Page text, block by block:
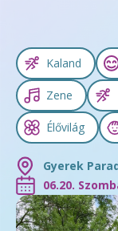
Kaland
Zene
Élővilág
Gyerek
06.20.